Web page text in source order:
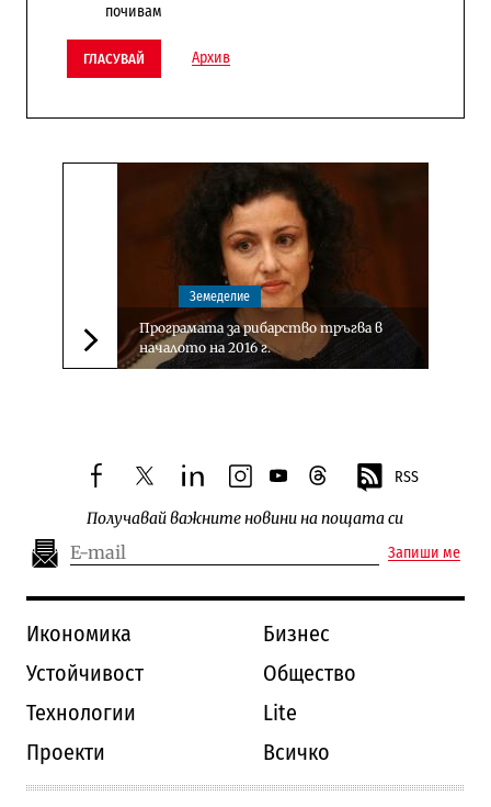
почивам
ГЛАСУВАЙ Архив
Следваща новина
Земеделие
Програмата за рибарство тръгва в
началото на 2016 г.
facebooktwitterlinkedininstagram
youtubethreads RSS
Получавай важните новини на пощата си
Запиши ме
Икономика
Бизнес
Устойчивост
Общество
Технологии
Lite
Проекти
Всичко